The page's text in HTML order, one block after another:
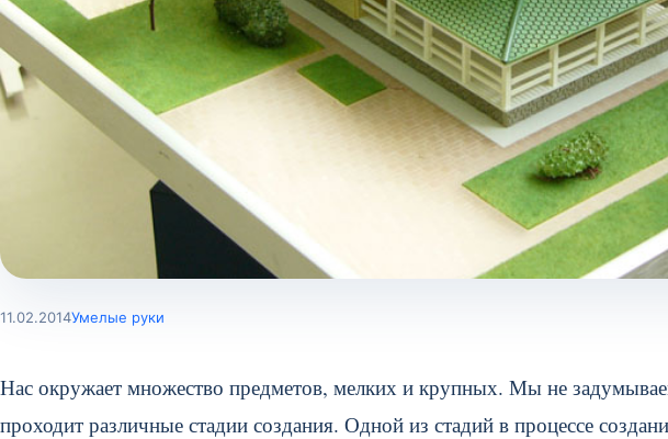
11.02.2014Умелые руки
Нас окружает множество предметов, мелких и крупных. Мы не
проходит различные стадии создания. Одной из стадий в процессе